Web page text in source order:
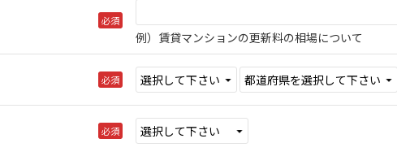
必須
例）賃貸マンションの更新料の相場について
必須
必須